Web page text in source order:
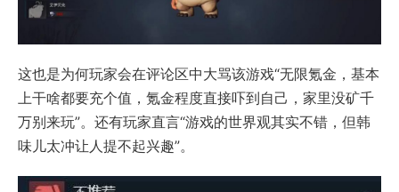
这也是为何玩家会在评论区中大骂该游戏“无限氪金，基本
上干啥都要充个值，氪金程度直接吓到自己，家里没矿千
万别来玩”。还有玩家直言“游戏的世界观其实不错，但韩
味儿太冲让人提不起兴趣”。